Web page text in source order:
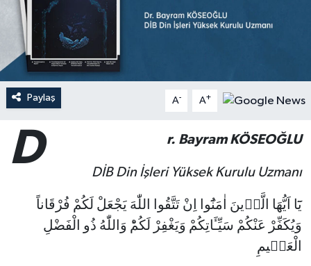
Paylaş A- A+
D r. Bayram KÖSEOĞLU
DİB Din İşleri Yüksek Kurulu Uzmanı
يَٓا اَيُّهَا الَّذٖينَ اٰمَنُٓوا اِنْ تَتَّقُوا اللّٰهَ يَجْعَلْ لَكُمْ فُرْقَاناً
وَيُكَفِّرْ عَنْكُمْ سَيِّـَٔاتِكُمْ وَيَغْفِرْ لَكُمْؕ وَاللّٰهُ ذُو الْفَضْلِ
الْعَظٖيمِ
Ardahan Müftülüğü
Artvin Müftülüğü
Aydın Müftülüğü
Balıkesir Müftülüğü
Bartın Müftülüğü
Batman Müftülüğü
Bayburt Müftülüğü
Kudüs
Kurban
Mukabele
Peygamberimizin Hayatı
Sahabeler
Zekat
Hutbeler
DİYANET AKADEMİ
DİYANET GENÇLİK
DİYANET RADYO/TV
Dünya
Eğitim